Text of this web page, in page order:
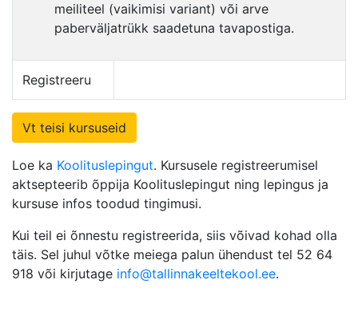
meiliteel (vaikimisi variant) või arve
paberväljatrükk saadetuna tavapostiga.
Registreeru
Vt teisi kursuseid
Loe ka Koolituslepingut. Kursusele registreerumisel
aktsepteerib õppija Koolituslepingut ning lepingus ja
kursuse infos toodud tingimusi.
Kui teil ei õnnestu registreerida, siis võivad kohad olla
täis. Sel juhul võtke meiega palun ühendust tel 52 64
918 või kirjutage info@tallinnakeeltekool.ee.